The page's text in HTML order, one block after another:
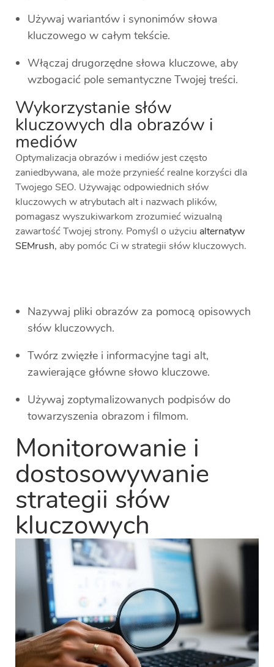
Używaj wariantów i synonimów słowa
kluczowego w całym tekście.
Włączaj drugorzędne słowa kluczowe, aby
wzbogacić pole semantyczne Twojej treści.
Wykorzystanie słów
kluczowych dla obrazów i
mediów
Optymalizacja obrazów i mediów jest często
zaniedbywana, ale może przynieść realne korzyści dla
Twojego SEO. Używając odpowiednich słów
kluczowych w atrybutach alt i nazwach plików,
pomagasz wyszukiwarkom zrozumieć wizualną
zawartość Twojej strony. Pomyśl o użyciu alternatyw
SEMrush, aby pomóc Ci w strategii słów kluczowych.
Nazywaj pliki obrazów za pomocą opisowych
słów kluczowych.
Twórz zwięzłe i informacyjne tagi alt,
zawierające główne słowo kluczowe.
Używaj zoptymalizowanych podpisów do
towarzyszenia obrazom i filmom.
Monitorowanie i
dostosowywanie
strategii słów
kluczowych